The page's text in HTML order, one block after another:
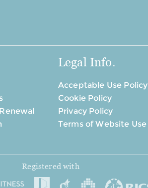
Legal Info.
Acceptable Use Policy
Cookie Policy
Privacy Policy
Terms of Website Use
Registered with